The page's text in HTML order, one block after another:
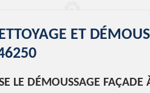
ET
LE DÉMOUSSAGE